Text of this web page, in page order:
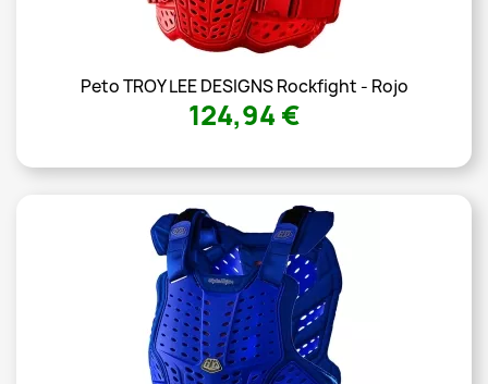
Peto TROY LEE DESIGNS Rockfight - Rojo
124,94 €